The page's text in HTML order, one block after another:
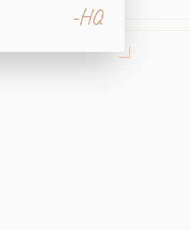
-HQ